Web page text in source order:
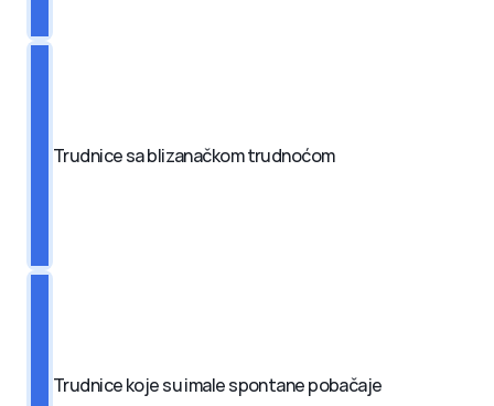
Trudnice sa blizanačkom trudnoćom
Trudnice koje su imale spontane pobačaje